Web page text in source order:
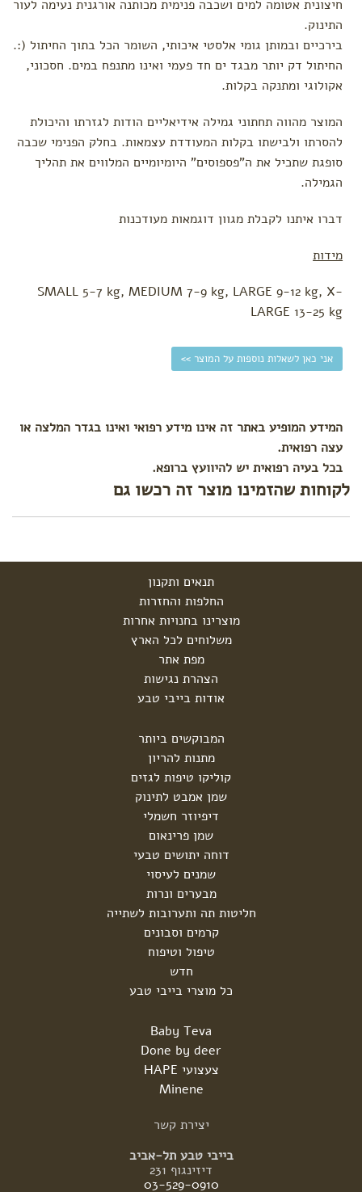
חיתולים
רב
פעמיים
חיתולי
טטרה
עגלה
לפי צורך
הקלת
גזים
שיניים
צינון
עקיצות
הרגעה
ושינה
טיפול
בבעיות
עור
חיצונית אטומה למים ושכבה פנימית מכותנה אורגנית נעימה לעור
התינוק.
בירכיים ובמותן גומי אלסטי איכותי, השומר הכל בתוך החיתול (:.
החיתול דק יותר מבגד ים חד פעמי ואינו מתנפח במים. חסכוני,
אקולוגי ומתנקה בקלות.
המוצר מהווה תחתוני גמילה אידיאליים הודות לגזרתו והיכולת
להסרתו ולבישתו בקלות המעודדת עצמאות. בחלק הפנימי שכבה
סופגת שתכיל את ה"פספוסים" היומיומיים המלווים את תהליך
הגמילה.
דברו איתנו לקבלת מגוון דוגמאות מעודכנות
מידות
SMALL 5-7 kg, MEDIUM 7-9 kg, LARGE 9-12 kg, X-
LARGE 13-25 kg
אני כאן לשאלות נוספות על המוצר >>
המידע המופיע באתר זה אינו מידע רפואי ואינו בגדר המלצה או
עצה רפואית.
בכל בעיה רפואית יש להיוועץ ברופא.
לקוחות שהזמינו מוצר זה רכשו גם
תנאים ותקנון
החלפות והחזרות
מוצרינו בחנויות אחרות
משלוחים לכל הארץ
מפת אתר
הצהרת נגישות
אודות בייבי טבע
המבוקשים ביותר
מתנות להריון
קוליקו טיפות לגזים
שמן אמבט לתינוק
דיפיוזר חשמלי
שמן פרינאום
דוחה יתושים טבעי
שמנים לעיסוי
מבערים ונרות
חליטות תה ותערובות לשתייה
קרמים וסבונים
טיפול וטיפוח
חדש
כל מוצרי בייבי טבע
Baby Teva
Done by deer
צעצועי HAPE
Minene
יצירת קשר
בייבי טבע תל-אביב
דיזינגוף 231
03-529-0910